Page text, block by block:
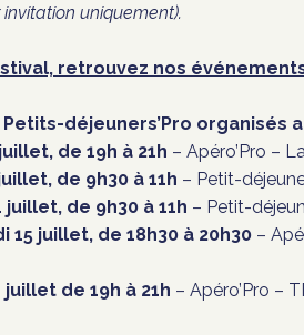
invitation uniquement).
retrouvez nos
déjeuners’Pro organisés
de 19h à 21h – Apéro’Pro –
de 9h30 à 11h – Petit-
juillet, de 9h30 à 11h – Petit-
15 juillet, de 18h30 à 20h30–
juillet de 19h à 21h – Apéro’Pro –